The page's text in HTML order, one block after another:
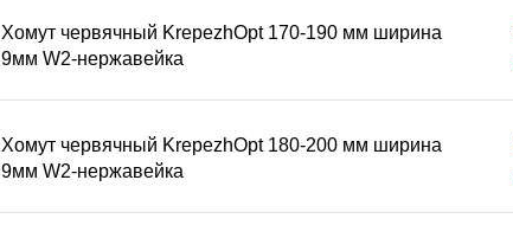
Хомут червячный KrepezhOpt 170-190 мм ширина
9мм W2-нержавейка
Хомут червячный KrepezhOpt 180-200 мм ширина
9мм W2-нержавейка